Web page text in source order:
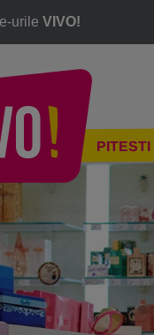
urile VIVO!
PITESTI
si produse de